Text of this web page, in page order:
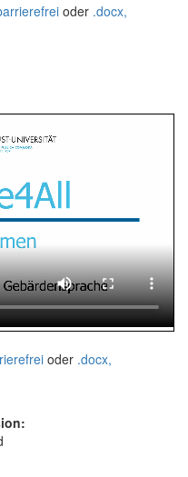
oder .docx,
oder .docx,